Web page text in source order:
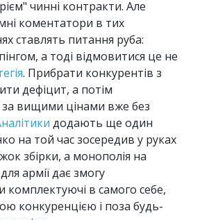
чинні контракти. Але
коментатори в тих
ставлять питання руба:
а тоді відмовитися це не
. Прибрати конкурентів з
дефіцит, а потім
за вищими цінами вже без
додають ще один
на той час зосередив у руках
збірки, а монополія на
армії дає змогу
комплектуючі в самого себе,
конкуренцією і поза будь-